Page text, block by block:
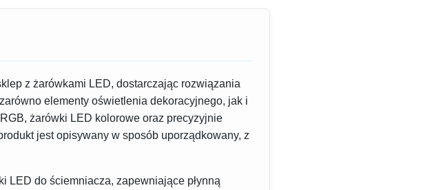
z żarówkami LED, dostarczając rozwiązania
elementy oświetlenia dekoracyjnego, jak i
żarówki LED kolorowe oraz precyzyjnie
jest opisywany w sposób uporządkowany, z
LED do ściemniacza, zapewniające płynną